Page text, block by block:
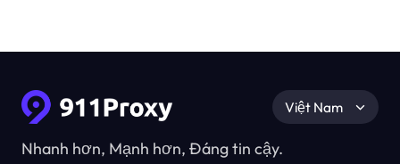
Nhanh hơn, Mạnh hơn, Đáng tin cậy.
Việt Nam